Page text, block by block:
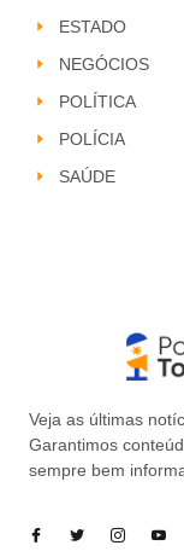
ESTADO
NEGÓCIOS
POLÍTICA
POLÍCIA
SAÚDE
Veja as últimas
Garantimos
sempre bem